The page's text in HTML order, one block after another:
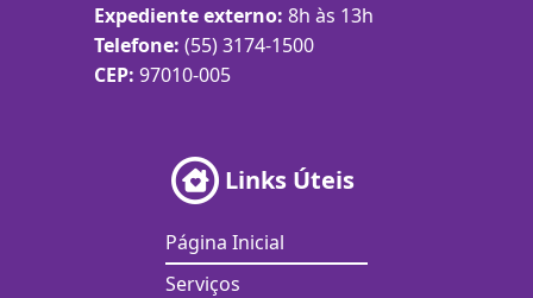
Expediente externo: 8h às 13h
Telefone: (55) 3174-1500
CEP: 97010-005
Links Úteis
Página Inicial
Serviços